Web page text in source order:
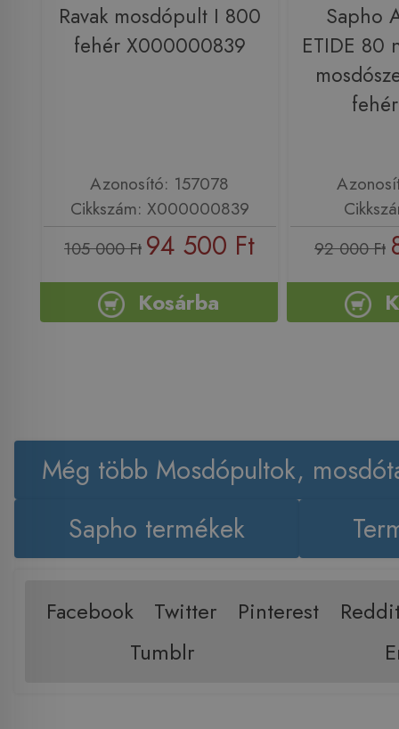
Ravak mosdópult I 800
fehér X000000839
Azonosító: 157078
Cikkszám: X000000839
105 000 Ft 94 500 Ft
Kosárba
Sapho
ETIDE 80
92 000 Ft
Még több Mosdópultok,
Sapho termékek
Facebook Twitter Pinterest
Tumblr